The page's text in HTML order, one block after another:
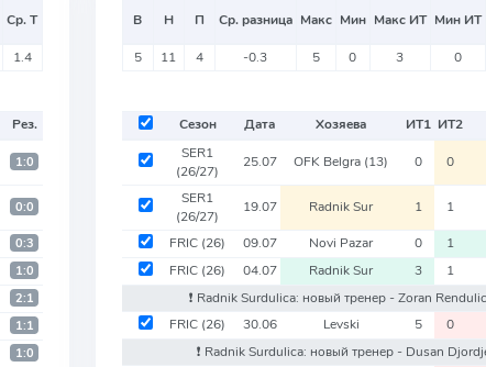
Ср. Т
1.4
Рез.
1:0
0:0
0:3
1:0
2:1
1:1
1:0
В Н П Ср. разница Макс Мин Макс ИТ Мин ИТ
5 11 4 -0.3 5 0 3 0
Сезон Дата Хозяева ИТ1 ИТ2
SER1
(26/27)
25.07 OFK Belgra (13) 0 0
SER1
(26/27)
19.07 Radnik Sur 1 1
FRIC (26) 09.07 Novi Pazar 0 1
FRIC (26) 04.07 Radnik Sur 3 1
❗️ Radnik Surdulica: новый тренер - Zoran Rendulic
FRIC (26) 30.06 Levski 5 0
❗️ Radnik Surdulica: новый тренер - Dusan